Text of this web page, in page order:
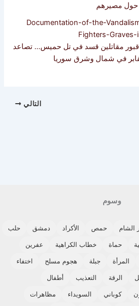
مصيرهم
قبور مقاتلين قسد في تل حميس… تصاعد
في شمال وشرق سوريا
التالي
وسوم
الشام حمص الأكراد دمشق حلب
حماة خطاب الكراهية عفرين
المرأة جبلة هجوم مسلح اختفاء
الرقة التعذيب أطفال
كوباني السويداء مظاهرات